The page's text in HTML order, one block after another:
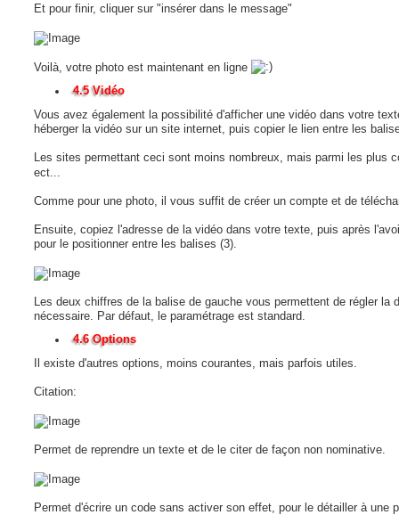
Et pour finir, cliquer sur "insérer dans le message"
Voilà, votre photo est maintenant en ligne
4.5 Vidéo
Vous avez également la possibilité d'afficher une vidéo dans votre
héberger la vidéo sur un site internet, puis copier le lien entre les
Les sites permettant ceci sont moins nombreux, mais parmi les plus
ect...
Comme pour une photo, il vous suffit de créer un compte et de
Ensuite, copiez l'adresse de la vidéo dans votre texte, puis après
pour le positionner entre les balises (3).
Les deux chiffres de la balise de gauche vous permettent de régler la
nécessaire. Par défaut, le paramétrage est standard.
4.6 Options
Il existe d'autres options, moins courantes, mais parfois utiles.
Citation:
Permet de reprendre un texte et de le citer de façon non nominative.
Permet d'écrire un code sans activer son effet, pour le détailler à une